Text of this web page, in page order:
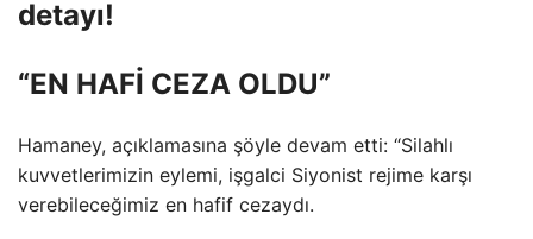
detayı!
“EN HAFİ CEZA OLDU”
Hamaney, açıklamasına şöyle devam etti: “Silahlı
kuvvetlerimizin eylemi, işgalci Siyonist rejime karşı
verebileceğimiz en hafif cezaydı.